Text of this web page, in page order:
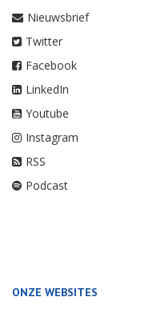
Nieuwsbrief
Twitter
Facebook
LinkedIn
Youtube
Instagram
RSS
Podcast
ONZE WEBSITES